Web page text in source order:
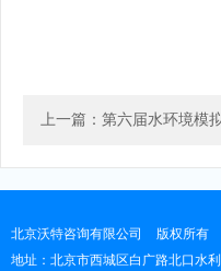
上一篇：第六届水环境模
北京沃特咨询有限公司 版权所有
地址：北京市西城区白广路北